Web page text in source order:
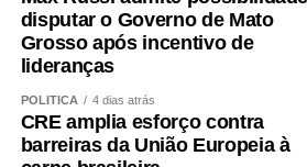
Fagundes. A decisão não foi fruto de
informal ou de uma possibilidade
uma escolha política apresentada,
formalizada dentro do processo
a realização da convenção.
disputar o Governo de Mato
Grosso após incentivo de
lideranças
POLÍTICA 4 dias atrás
CRE amplia esforço contra
barreiras da União Europeia à